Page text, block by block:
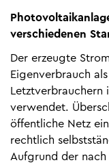
verschiedenen
Der erzeugte
Eigenverbrauch
Letztverbrauchern
verwendet.
öffentliche Netz
rechtlich
Aufgrund der nach